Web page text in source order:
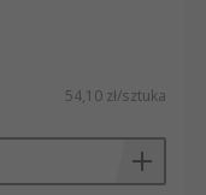
54,10 zł/sztuka